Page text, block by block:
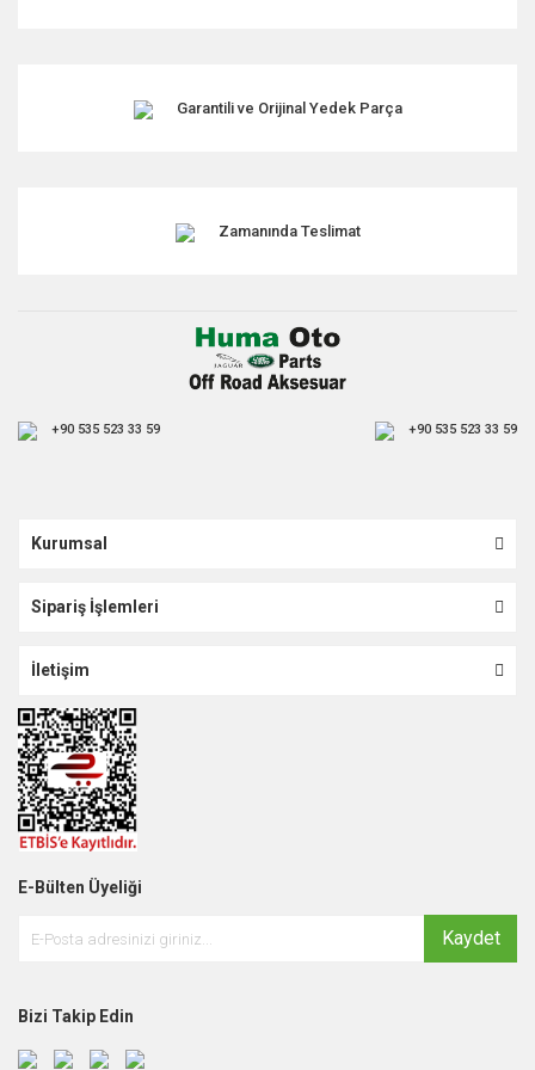
Garantili ve Orijinal Yedek Parça
Zamanında Teslimat
+90 535 523 33 59 +90 535 523 33 59
Kurumsal
Sipariş İşlemleri
İletişim
E-Bülten Üyeliği
Kaydet
Bizi Takip Edin